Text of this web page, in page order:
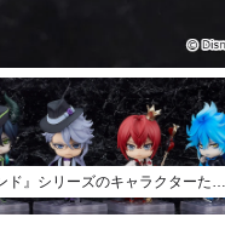
※『ディズニー ツイステッドワンダーランド』シリーズのキャラクターたち（別売）と合わせて飾ろう！